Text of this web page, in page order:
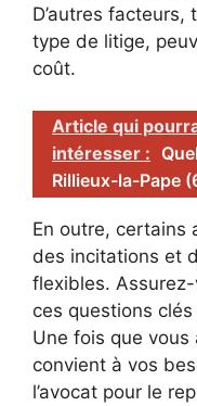
D’autres
type de litige,
coût.
Article qui
intéresser :
Rillieux-la-Pape
En outre, certains
des incitations et
flexibles.
ces questions
Une fois que
convient à vos
l’avocat pour le